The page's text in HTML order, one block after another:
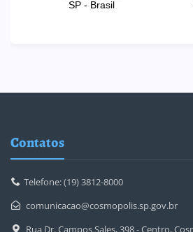
Contatos
Telefone: (19) 3812-8000
comunicacao@cosmopolis.sp.gov.br
Rua Dr. Campos Sales, 398 - Centro,